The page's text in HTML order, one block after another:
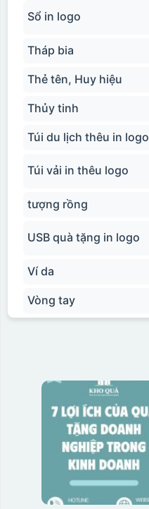
Sổ in logo
Tháp bia
Thẻ tên, Huy hiệu
Thủy tinh
Túi du lịch thêu in logo
Túi vải in thêu logo
tượng rồng
USB quà tặng in logo
Ví da
Vòng tay